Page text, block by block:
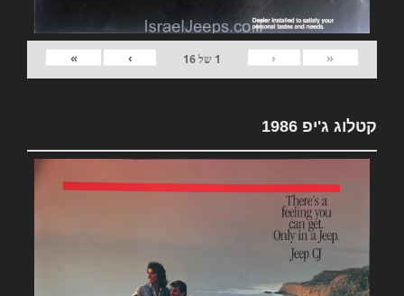
«
‹
1 של16
›
»
קטלוג ג'יפ 1986